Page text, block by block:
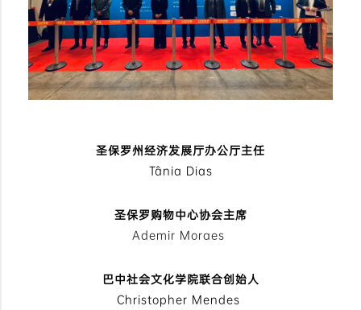
圣保罗州经济发展厅办公厅主任
Tânia Dias
圣保罗购物中心协会主席
Ademir Moraes
巴中社会文化学院联合创始人
Christopher Mendes